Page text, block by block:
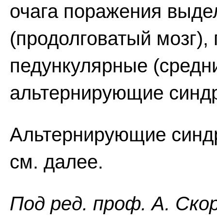
очага поражения
(продолговатый
педункулярные
альтернирующие
Альтернирующие
см. далее.
Пoд peд. проф. А.